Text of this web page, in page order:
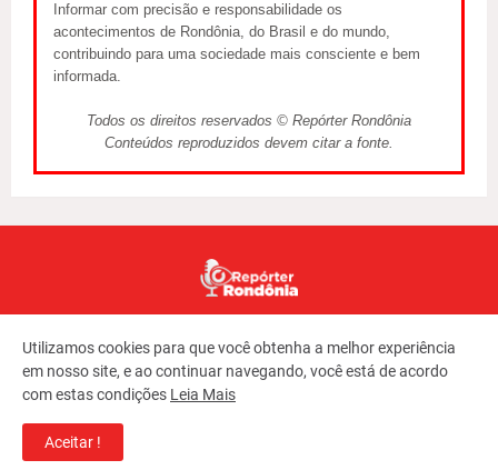
Informar com precisão e responsabilidade os
acontecimentos de Rondônia, do Brasil e do mundo,
contribuindo para uma sociedade mais consciente e bem
informada.
Todos os direitos reservados © Repórter Rondônia
Conteúdos reproduzidos devem citar a fonte.
Utilizamos cookies para que você obtenha a melhor experiência
em nosso site, e ao continuar navegando, você está de acordo
com estas condições Leia Mais
Aceitar !